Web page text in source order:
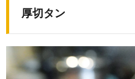
厚切タン